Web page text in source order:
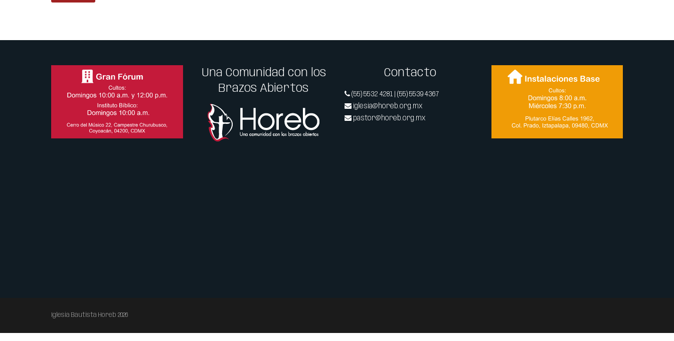
Una Comunidad con los
Brazos Abiertos
Contacto
(55) 5532 4281 | (55) 5539 4367
iglesia@horeb.org.mx
pastor@horeb.org.mx
Iglesia Bautista Horeb 2026